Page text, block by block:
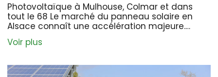
Photovoltaïque à Mulhouse, Colmar et dans
tout le 68 Le marché du panneau solaire en
Alsace connaît une accélération majeure.…
Voir plus